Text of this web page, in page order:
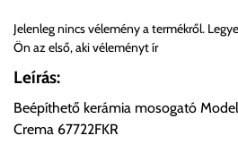
Személyes átvétel:
Önnek lehetősége van rendelését a
ingyenesen átvenni Budapesti
előre egyeztetett időpontban.
Jelenleg nincs vélemény a termékről.
Ön az első, aki véleményt ír
Leírás:
Beépíthető kerámia mosogató
Crema 67722FKR